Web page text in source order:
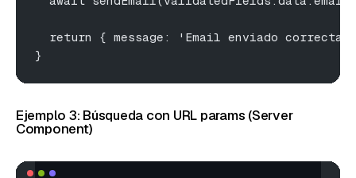
return { message: 'Email enviado
}
Ejemplo 3: Búsqueda con URL params (Server
Component)